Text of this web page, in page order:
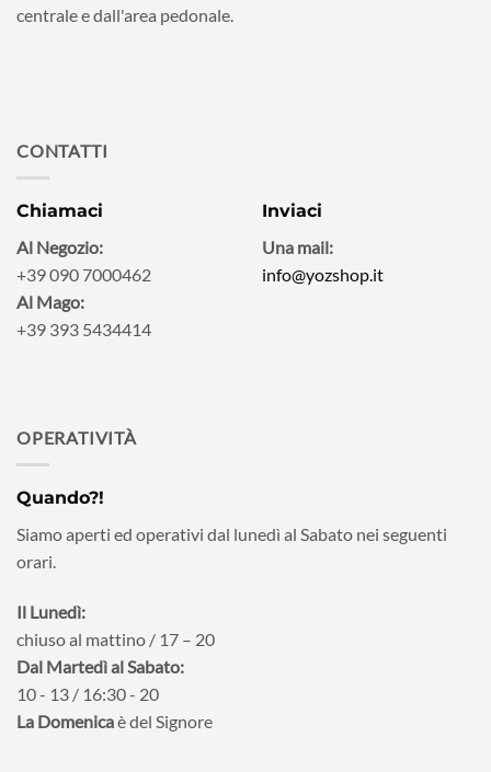
centrale e dall'area pedonale.
CONTATTI
Chiamaci
Al Negozio:
+39 090 7000462
Al Mago:
+39 393 5434414
Inviaci
Una mail:
info@yozshop.it
OPERATIVITÀ
Quando?!
Siamo aperti ed operativi dal lunedì al Sabato nei seguenti
orari.
Il Lunedì:
chiuso al mattino / 17 – 20
Dal Martedì al Sabato:
10 - 13 / 16:30 - 20
La Domenicaè del Signore